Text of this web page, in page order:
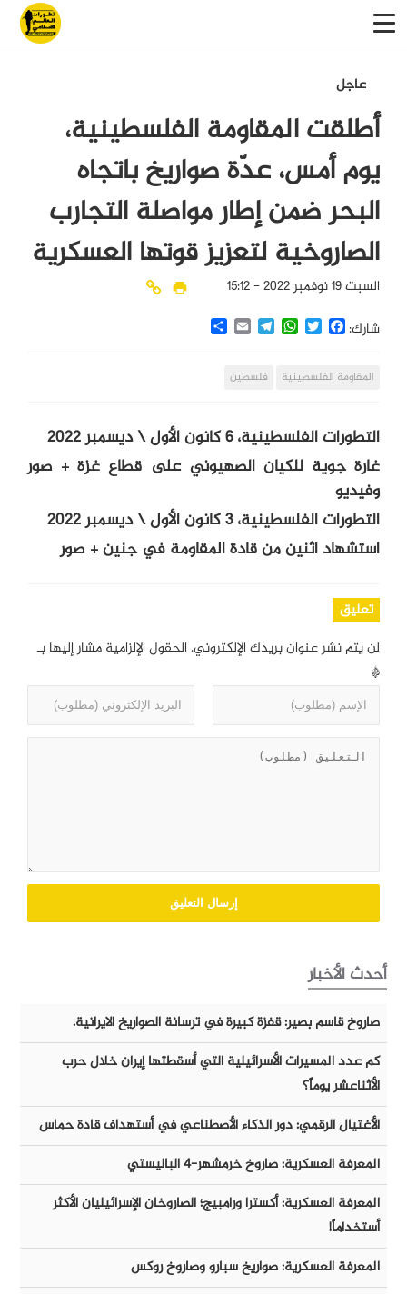
عاجل
أطلقت المقاومة الفلسطينية،
يوم أمس، عدّة صواريخ باتجاه
البحر ضمن إطار مواصلة التجارب
الصاروخية لتعزيز قوتها العسكرية
السبت 19 نوفمبر 2022 - 15:12
شارك:
Facebook
Twitter
WhatsApp
Telegram
Email
Share
المقاومة الفلسطينية فلسطين
التطورات الفلسطينية، 6 كانون الأول \ ديسمبر 2022
غارة جوية للكيان الصهيوني على قطاع غزة + صور
وفيديو
التطورات الفلسطينية، 3 كانون الأول \ ديسمبر 2022
استشهاد اثنين من قادة المقاومة في جنين + صور
تعليق
لن يتم نشر عنوان بريدك الإلكتروني. الحقول الإلزامية مشار إليها بـ
*
أحدث الأخبار
صاروخ قاسم بصير: قفزة كبيرة في ترسانة الصواريخ الايرانية.
كم عدد المسيرات الأسرائيلية التي أسقطتها إيران خلال حرب
الأثناعشر يوماً؟
الأغتيال الرقمي: دور الذكاء الأصطناعي في أستهداف قادة حماس
المعرفة العسكرية: صاروخ خرمشهر-٤ الباليستي
المعرفة العسكرية: أكسترا ورامبيج؛ الصاروخان الإسرائيليان الأكثر
أستخداماً!
المعرفة العسكرية: صواريخ سبارو وصاروخ روكس